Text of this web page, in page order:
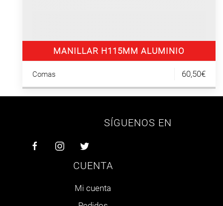
MANILLAR H115MM ALUMINIO
Comas 60,50€
SÍGUENOS EN
CUENTA
Mi cuenta